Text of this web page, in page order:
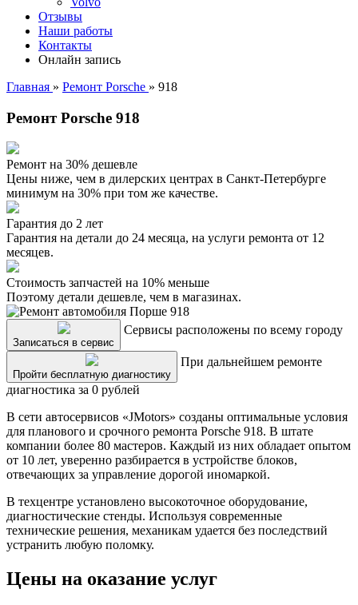
Отзывы
Наши работы
Контакты
Онлайн запись
Главная » Ремонт Porsche » 918
Ремонт Porsche 918
Ремонт на 30% дешевле
Цены ниже, чем в дилерских центрах в Санкт-Петербурге
минимум на 30% при том же качестве.
Гарантия до 2 лет
Гарантия на детали до 24 месяца, на услуги ремонта от 12
месяцев.
Стоимость запчастей на 10% меньше
Поэтому детали дешевле, чем в магазинах.
Записаться в сервис
Сервисы расположены по всему городу
Пройти бесплатную диагностику
При дальнейшем ремонте
диагностика за 0 рублей
В сети автосервисов «JMotors» созданы оптимальные условия
для планового и срочного ремонта Porsche 918. В штате
компании более 80 мастеров. Каждый из них обладает опытом
от 10 лет, уверенно разбирается в устройстве блоков,
отвечающих за управление дорогой иномаркой.
В техцентре установлено высокоточное оборудование,
диагностические стенды. Используя современные
технические решения, механикам удается без последствий
устранить любую поломку.
Цены на оказание услуг